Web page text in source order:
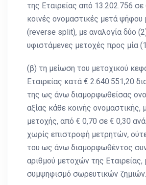
της Εταιρείας από 13.202.756 σε
κοινές ονομαστικές μετά ψήφου
(reverse split), με αναλογία δύο
υφιστάμενες μετοχές προς μία
(β) τη μείωση του μετοχικού
Εταιρείας κατά € 2.640.551,20
της ως άνω διαμορφωθείσας
αξίας κάθε κοινής ονοµαστικής,
μετοχής, από € 0,70 σε € 0,30
χωρίς επιστροφή μετρητών,
του ως άνω διαμορφωθέντος
αριθμού μετοχών της
συμψηφισμό σωρευτικών ζημιών.